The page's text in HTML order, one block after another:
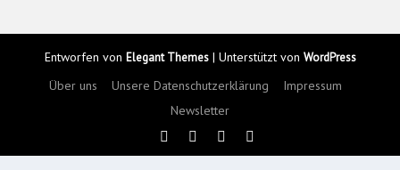
Entworfen von Elegant Themes| Unterstützt von WordPress
Über uns Unsere Datenschutzerklärung
Impressum
Newsletter